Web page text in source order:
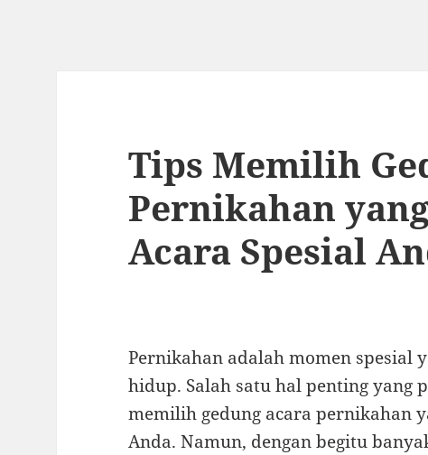
Tips Memilih
Pernikahan
Acara Spesial
Pernikahan adalah momen spesial
hidup. Salah satu hal penting yang
memilih gedung acara pernikahan
Anda. Namun, dengan begitu